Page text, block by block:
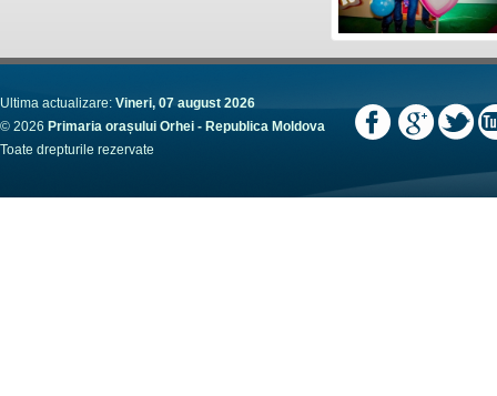
Ultima actualizare: Vineri, 07 august 2026
© 2026 Primaria orașului Orhei - Republica Moldova
Toate drepturile rezervate